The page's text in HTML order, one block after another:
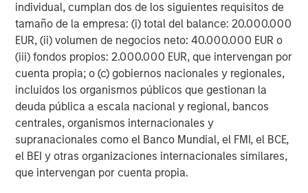
individual, cumplan dos de los siguientes requisitos de
tamaño de la empresa: (i) total del balance: 20.000.000
EUR, (ii) volumen de negocios neto: 40.000.000 EUR o
(iii) fondos propios: 2.000.000 EUR, que intervengan por
cuenta propia; o (c) gobiernos nacionales y regionales,
incluidos los organismos públicos que gestionan la
deuda pública a escala nacional y regional, bancos
centrales, organismos internacionales y
supranacionales como el Banco Mundial, el FMI, el BCE,
el BEI y otras organizaciones internacionales similares,
que intervengan por cuenta propia.
offer attractive relative value, supported by a
25% repricing, durable income streams, and
constrained supply. In this environment,
diversified portfolios and selective asset-level
investing remain critical.
07-AGO-2026